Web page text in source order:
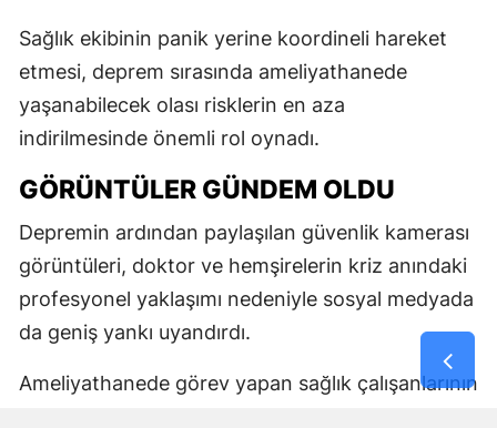
Sağlık ekibinin panik yerine koordineli hareket
etmesi, deprem sırasında ameliyathanede
yaşanabilecek olası risklerin en aza
indirilmesinde önemli rol oynadı.
GÖRÜNTÜLER GÜNDEM OLDU
Depremin ardından paylaşılan güvenlik kamerası
görüntüleri, doktor ve hemşirelerin kriz anındaki
profesyonel yaklaşımı nedeniyle sosyal medyada
da geniş yankı uyandırdı.
Ameliyathanede görev yapan sağlık çalışanlarının